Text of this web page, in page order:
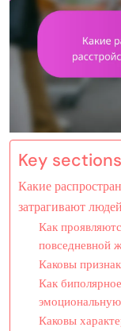
Key
Какие
затрагивают
Как
повседневной
Каковы
Как
Каковы